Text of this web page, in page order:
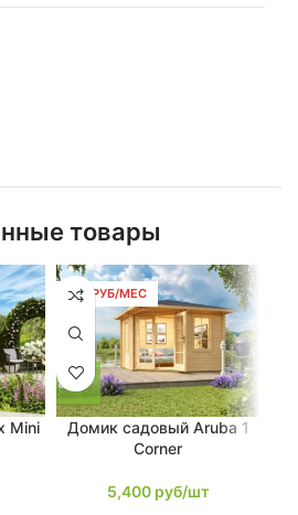
товары
Mini
103 РУБ/МЕС
Домик садовый Aruba 1
Corner
5,400 руб/шт